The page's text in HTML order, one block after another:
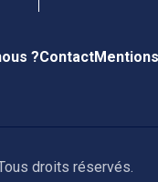
?Contact
droits réservés.